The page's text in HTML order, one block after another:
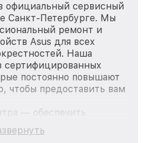
официальный сервисный
Санкт-Петербурге. Мы
ремонт и
Asus для всех
Наша
сертифицированных
постоянно повышают
чтобы предоставить вам
— обеспечить
ремонт для
продукции Asus, вне